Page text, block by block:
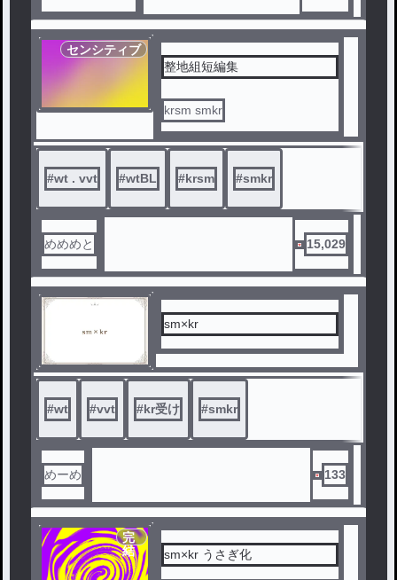
センシティブ
整地組短編集
krsm smkr
#wt . vvt #wtBL #krsm #smkr
めめめと 15,029
sm×kr
#wt #vvt #kr受け #smkr
めーめ 133
完
結
sm×kr うさぎ化